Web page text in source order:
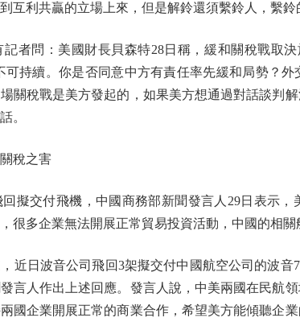
互利共贏的立場上來，但是解鈴還須繫鈴人，繫鈴
問：美國財長貝森特28日稱，緩和關稅戰取決
可持續。你是否同意中方有責任率先緩和局勢？
關稅戰是美方發起的，如果美方想通過對話談判
。
稅之害
交付飛機，中國商務部新聞發言人29日表示，
很多企業無法開展正常貿易投資活動，中國的相關
日波音公司飛回3架擬交付中國航空公司的波音
言人作出上述回應。發言人說，中美兩國在民航
國企業開展正常的商業合作，希望美方能傾聽企